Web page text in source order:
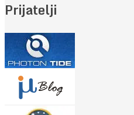
Prijatelji